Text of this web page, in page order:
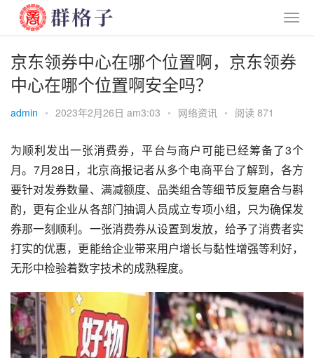
京东领券中心在哪个位置啊，京东领券
中心在哪个位置啊安全吗？
admin • 2023年2月26日 am3:03 • 网络资讯 • 阅读 871
为顺利发出一张消费券，平台与商户可能已经筹备了3个
月。7月28日，北京商报记者从多个电商平台了解到，各方
要针对发券数量、满减额度、品类组合等细节反复磨合与斟
酌，更有企业从各部门抽调人员成立专项小组，只为确保发
券那一刻顺利。一张消费券从设置到发放，给予了消费者实
打实的优惠，更能给企业带来用户增长与黏性增强等利好，
无形中检验着数字技术的成熟程度。